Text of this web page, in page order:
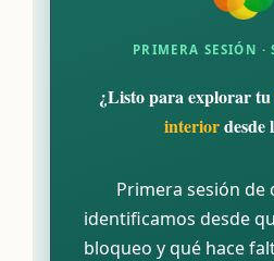
PRIMERA SESIÓN ·
¿Listo para explorar tu
interiordesde
Primera sesión de
identificamos desde
bloqueo y qué hace